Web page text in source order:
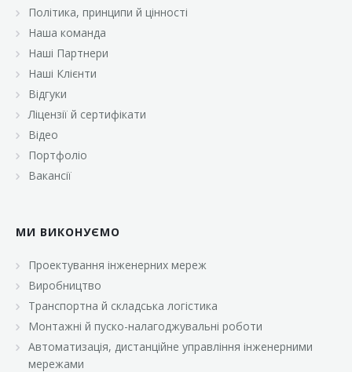
«Велмарт»
«ВК Експресс»
«Класс»
«Континент»
«Малинка»
«Марс»
Політика, принципи й цінності
Наша команда
Наші Партнери
Наші Клієнти
Відгуки
Ліцензії й сертифікати
Відео
Портфоліо
Вакансії
МИ ВИКОНУЄМО
Проектування інженерних мереж
Виробництво
Транспортна й складська логістика
Монтажні й пуско-налагоджувальні роботи
Автоматизація, дистанційне управління інженерними
мережами